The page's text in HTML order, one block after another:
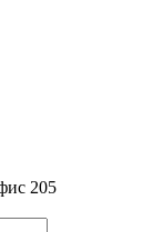
205